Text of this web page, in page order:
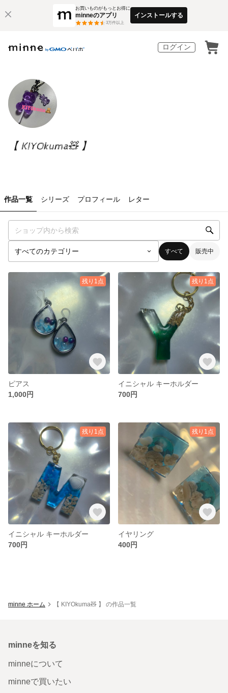
お買いものがもっとお得に
minneのアプリ
3万件以上
インストールする
ログイン
【 KIYOkuma🧸 】
作品一覧 シリーズ プロフィール レター
すべて 販売中
残り1点
ピアス
1,000円
残り1点
イニシャル キーホルダー
700円
残り1点
イニシャル キーホルダー
700円
残り1点
イヤリング
400円
minne ホーム 【 KIYOkuma🧸 】 の作品一覧
minneを知る
minneについて
minneで買いたい